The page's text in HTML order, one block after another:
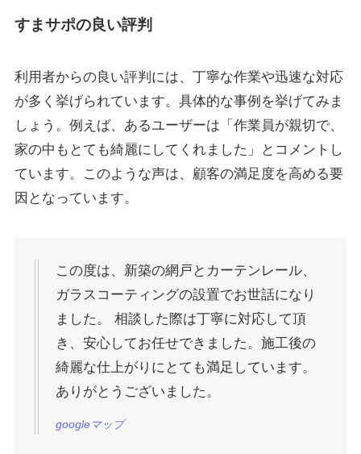
すまサポの良い評判
利用者からの良い評判には、丁寧な作業や迅速な対応
が多く挙げられています。具体的な事例を挙げてみま
しょう。例えば、あるユーザーは「作業員が親切で、
家の中もとても綺麗にしてくれました」とコメントし
ています。このような声は、顧客の満足度を高める要
因となっています。
この度は、新築の網戸とカーテンレール、
ガラスコーティングの設置でお世話になり
ました。 相談した際は丁寧に対応して頂
き、安心してお任せできました。施工後の
綺麗な仕上がりにとても満足しています。
ありがとうございました。
googleマップ